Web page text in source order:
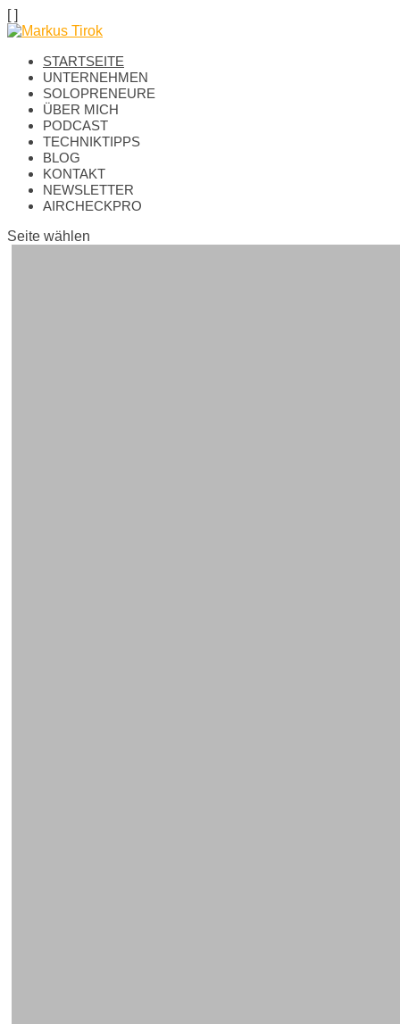
[ ]
STARTSEITE
UNTERNEHMEN
SOLOPRENEURE
ÜBER MICH
PODCAST
TECHNIKTIPPS
BLOG
KONTAKT
NEWSLETTER
AIRCHECKPRO
Seite wählen